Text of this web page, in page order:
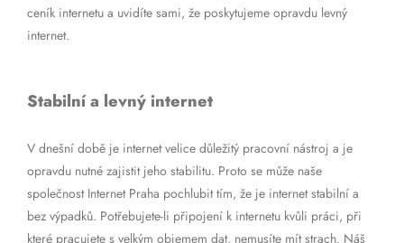
ceník internetu a uvidíte sami, že poskytujeme opravdu levný
internet.
Stabilní a levný internet
V dnešní době je internet velice důležitý pracovní nástroj a je
opravdu nutné zajistit jeho stabilitu. Proto se může naše
společnost Internet Praha pochlubit tím, že je internet stabilní a
bez výpadků. Potřebujete-li připojení k internetu kvůli práci, při
které pracujete s velkým objemem dat, nemusíte mít strach. Náš